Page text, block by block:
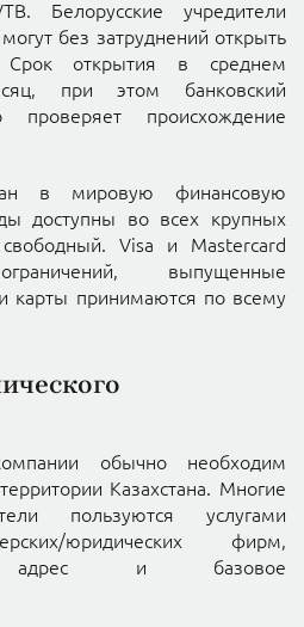
Белорусские учредители
без затруднений открыть
Срок открытия в среднем
при этом банковский
проверяет происхождение
в мировую финансовую
доступны во всех крупных
Visa и Mastercard
выпущенные
карты принимаются по всему
обычно необходим
Казахстана. Многие
пользуются услугами
юридических фирм,
адрес и базовое